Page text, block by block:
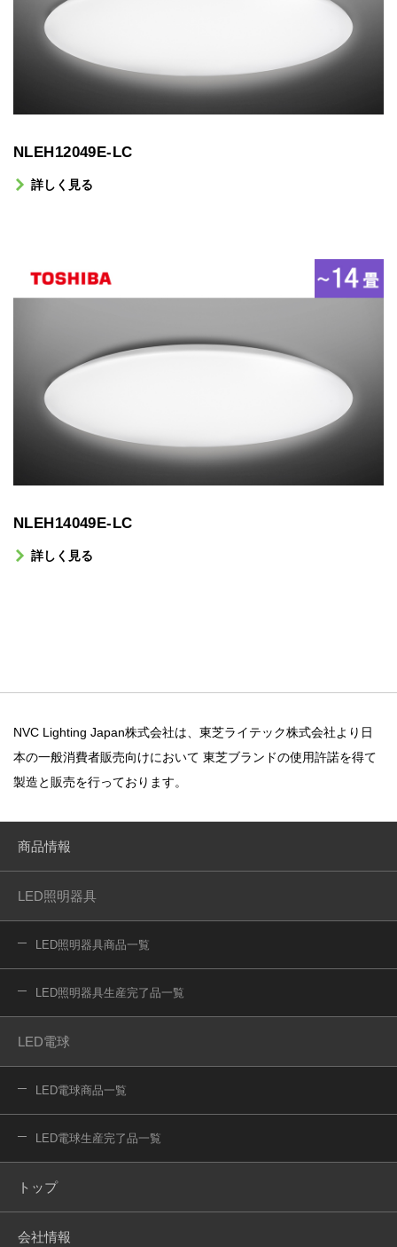
NLEH12049E-LC
詳しく見る
NLEH14049E-LC
詳しく見る
NVC Lighting Japan株式会社は、東芝ライテック株式会社より日
本の一般消費者販売向けにおいて 東芝ブランドの使用許諾を得て
製造と販売を行っております。
商品情報
LED照明器具
LED照明器具商品一覧
LED照明器具生産完了品一覧
LED電球
LED電球商品一覧
LED電球生産完了品一覧
トップ
会社情報